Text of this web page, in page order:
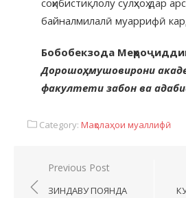
байналмилалӣ муаррифӣ
Бобобекзода
Дорошоҳ, мушовирони
факултети забон ва
Category: Мақолаҳои муаллифӣ
Previous Post
ЗИНДАВУ ПОЯНДА